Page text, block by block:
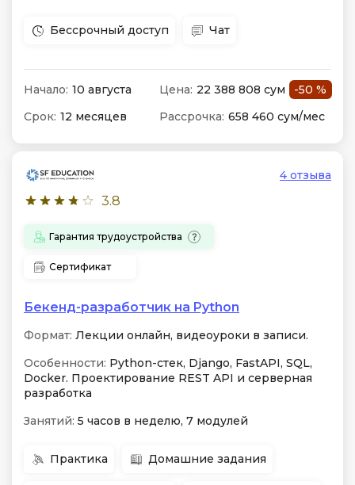
Бессрочный доступ Чат
Начало: 10 августа Цена: 22 388 808 сум
-50 %
Срок: 12 месяцев Рассрочка: 658 460 сум/мес
3.8
4 отзыва
Гарантия трудоустройства
Сертификат
Бекенд-разработчик на Python
Формат: Лекции онлайн, видеоуроки в записи.
Особенности: Python-стек, Django, FastAPI, SQL,
Docker. Проектирование REST API и серверная
разработка
Занятий: 5 часов в неделю, 7 модулей
Практика Домашние задания